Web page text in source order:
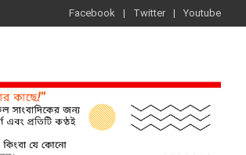
Facebook Twitter Youtube